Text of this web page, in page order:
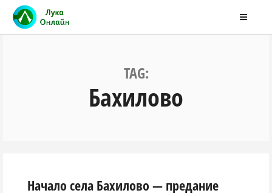
TAG:
Бахилово
Начало села Бахилово — предание